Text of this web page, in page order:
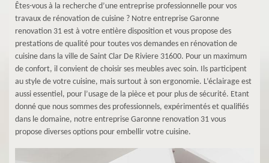
Êtes-vous à la recherche d’une entreprise professionnelle pour vos
travaux de rénovation de cuisine ? Notre entreprise Garonne
renovation 31 est à votre entière disposition et vous propose des
prestations de qualité pour toutes vos demandes en rénovation de
cuisine dans la ville de Saint Clar De Riviere 31600. Pour un maximum
de confort, il convient de choisir ses meubles avec soin. Ils participent
au style de votre cuisine, mais surtout à son ergonomie. L’éclairage est
aussi essentiel, pour l’usage de la pièce et pour plus de sécurité. Etant
donné que nous sommes des professionnels, expérimentés et qualifiés
dans le domaine, notre entreprise Garonne renovation 31 vous
propose diverses options pour embellir votre cuisine.